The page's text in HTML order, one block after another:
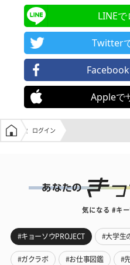
LINE
Twitter
Appleで
学生の窓口トップ
ログイン
気になる #キ
#キョーソウPROJECT #大学生
#ガクラボ #お仕事図鑑 #